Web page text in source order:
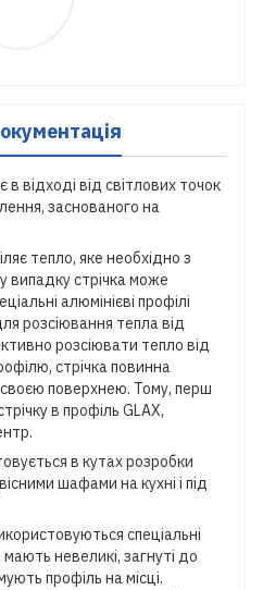
відході від світлових точок
заснованого на
тепло, яке необхідно з
випадку стрічка може
алюмінієві профілі
розсіювання тепла від
розсіювати тепло від
стрічка повинна
поверхнею. Тому, перш
в профіль GLAX,
в кутах розробки
шафами на кухні і під
спеціальні
невеликі, загнуті до
профіль на місці.